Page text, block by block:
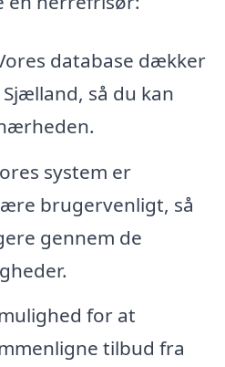
database dækker
så du kan
system er
brugervenligt, så
gennem de
for at
tilbud fra